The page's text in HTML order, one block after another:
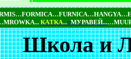
КAТКA...=МУРАВЕЙ...
Школа и